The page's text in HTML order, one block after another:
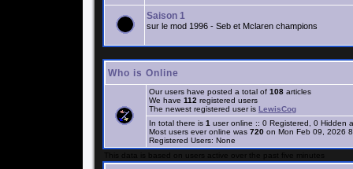
Saison 1
sur le mod 1996 - Seb et Mclaren champions
Who is Online
Our users have posted a total of 108 articles
We have 112 registered users
The newest registered user is LewisCog
In total there is 1 user online :: 0 Registered, 0
Most users ever online was 720 on Mon Feb 09, 2026
Registered Users: None